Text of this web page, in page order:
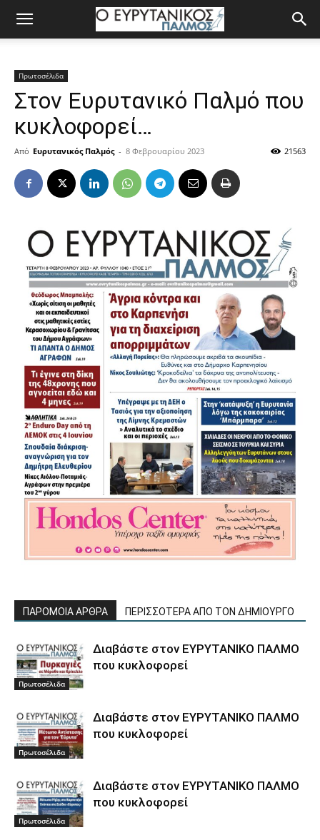
Πρωτοσέλιδα
Στον Ευρυτανικό Παλμό που
κυκλοφορεί…
Από Ευρυτανικός Παλμός - 8 Φεβρουαρίου 2023 21563
ΠΑΡΟΜΟΙΑ ΑΡΘΡΑ ΠΕΡΙΣΣΟΤΕΡΑ ΑΠΟ ΤΟΝ ΔΗΜΙΟΥΡΓΟ
Πρωτοσέλιδα
Διαβάστε στον ΕΥΡΥΤΑΝΙΚΟ ΠΑΛΜΟ
που κυκλοφορεί
Πρωτοσέλιδα
Διαβάστε στον ΕΥΡΥΤΑΝΙΚΟ ΠΑΛΜΟ
που κυκλοφορεί
Πρωτοσέλιδα
Διαβάστε στον ΕΥΡΥΤΑΝΙΚΟ ΠΑΛΜΟ
που κυκλοφορεί